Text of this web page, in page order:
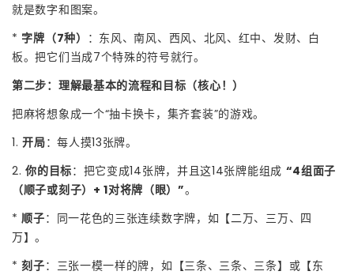
就是数字和图案。
* 字牌（7种） ：东风、南风、西风、北风、红中、发财、白
板。把它们当成7个特殊的符号就行。
第二步：理解最基本的流程和目标（核心！）
把麻将想象成一个“抽卡换卡，集齐套装”的游戏。
1.开局：每人摸13张牌。
2.你的目标：把它变成14张牌，并且这14张牌能组成 “4组面子
（顺子或刻子）+ 1对将牌（眼）”。
*顺子：同一花色的三张连续数字牌，如【二万、三万、四
万】。
*刻子：三张一模一样的牌，如【三条、三条、三条】或【东